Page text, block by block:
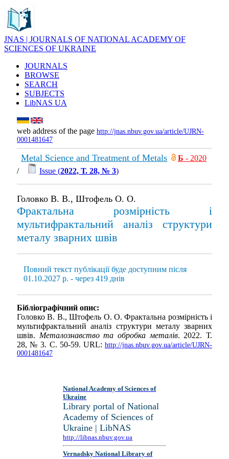
JNAS | JOURNALS OF NATIONAL ACADEMY OF
SCIENCES OF UKRAINE
JOURNALS
BROWSE
SEARCH
SUBJECTS
LibNAS UA
web address of the page http://jnas.nbuv.gov.ua/article/UJRN-
0001481647
Metal Science and Treatment of Metals Б - 2020
/
Issue (2022, Т. 28, № 3)
Головко В. В., Штофель О. О.
Фрактальна розмірність і
мультифрактальний аналіз структури
металу зварних швів
Повний текст публікації буде доступним після
01.10.2027 р. - через 419 днів
Бібліографічний опис:
Головко В. В., Штофель О. О. Фрактальна розмірність і
мультифрактальний аналіз структури металу зварних
швів. Металознавство та обробка металів. 2022. Т.
28, № 3. С. 50-59. URL: http://jnas.nbuv.gov.ua/article/UJRN-
0001481647
National Academy of Sciences of
Ukraine
Library portal of National
Academy of Sciences of
Ukraine | LibNAS
http://libnas.nbuv.gov.ua
Vernadsky National Library of